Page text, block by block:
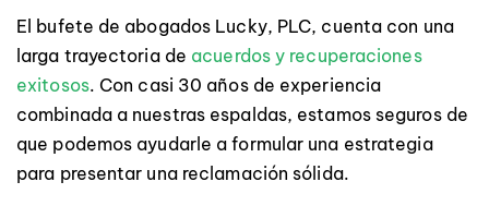
El bufete de abogados Lucky, PLC, cuenta con una
larga trayectoria de acuerdos y recuperaciones
exitosos. Con casi 30 años de experiencia
combinada a nuestras espaldas, estamos seguros de
que podemos ayudarle a formular una estrategia
para presentar una reclamación sólida.